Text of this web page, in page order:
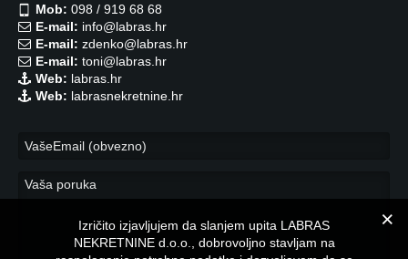
Mob: 098 / 919 68 68
E-mail: info@labras.hr
E-mail: zdenko@labras.hr
E-mail: toni@labras.hr
Web: labras.hr
Web: labrasnekretnine.hr
Izričito izjavljujem da slanjem upita LABRAS
NEKRETNINE d.o.o., dobrovoljno stavljam na